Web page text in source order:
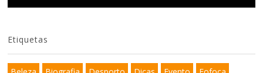
Etiquetas